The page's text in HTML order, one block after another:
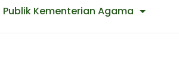
Kementerian Agama